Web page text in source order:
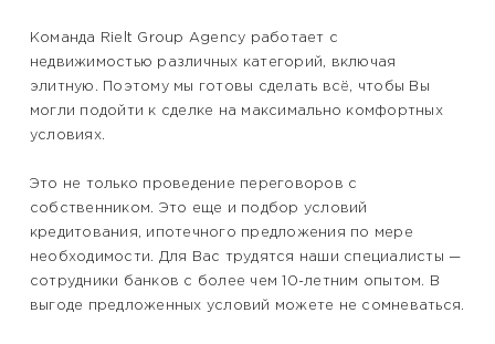
Команда Rielt Group Agency работает с
недвижимостью различных категорий, включая
элитную. Поэтому мы готовы сделать всё, чтобы Вы
могли подойти к сделке на максимально комфортных
условиях.
Это не только проведение переговоров с
собственником. Это еще и подбор условий
кредитования, ипотечного предложения по мере
необходимости. Для Вас трудятся наши специалисты —
сотрудники банков с более чем 10-летним опытом. В
выгоде предложенных условий можете не сомневаться.